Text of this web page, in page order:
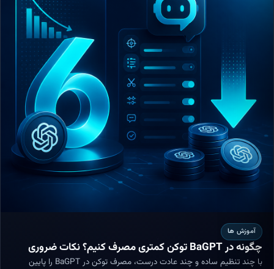
آموزش ها
چگونه در BaGPT توکن کمتری مصرف کنیم؟ نکات ضروری
با چند تنظیم ساده و چند عادت درست، مصرف توکن در BaGPT را پایین